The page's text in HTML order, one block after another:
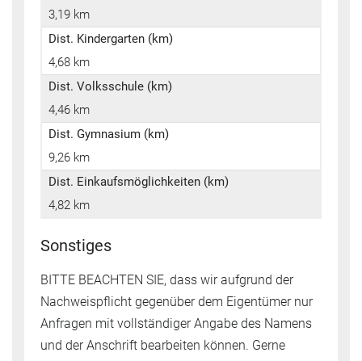
3,19 km
Dist. Kindergarten (km)
4,68 km
Dist. Volksschule (km)
4,46 km
Dist. Gymnasium (km)
9,26 km
Dist. Einkaufsmöglichkeiten (km)
4,82 km
Sonstiges
BITTE BEACHTEN SIE, dass wir aufgrund der
Nachweispflicht gegenüber dem Eigentümer nur
Anfragen mit vollständiger Angabe des Namens
und der Anschrift bearbeiten können. Gerne